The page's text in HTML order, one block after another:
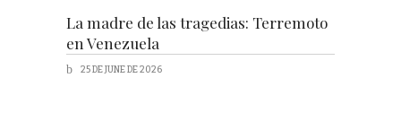
La madre de las tragedias: Terremoto
en Venezuela
25 DE JUNE DE 2026